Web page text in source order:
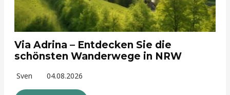
Via Adrina – Entdecken Sie die
schönsten Wanderwege in NRW
Sven 04.08.2026